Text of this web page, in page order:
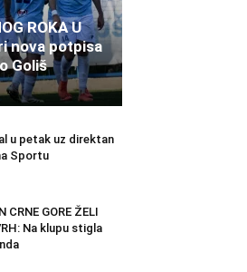
ROKA U
nova potpisa
Goliš
u petak uz direktan
Sportu
CRNE GORE ŽELI
Na klupu stigla